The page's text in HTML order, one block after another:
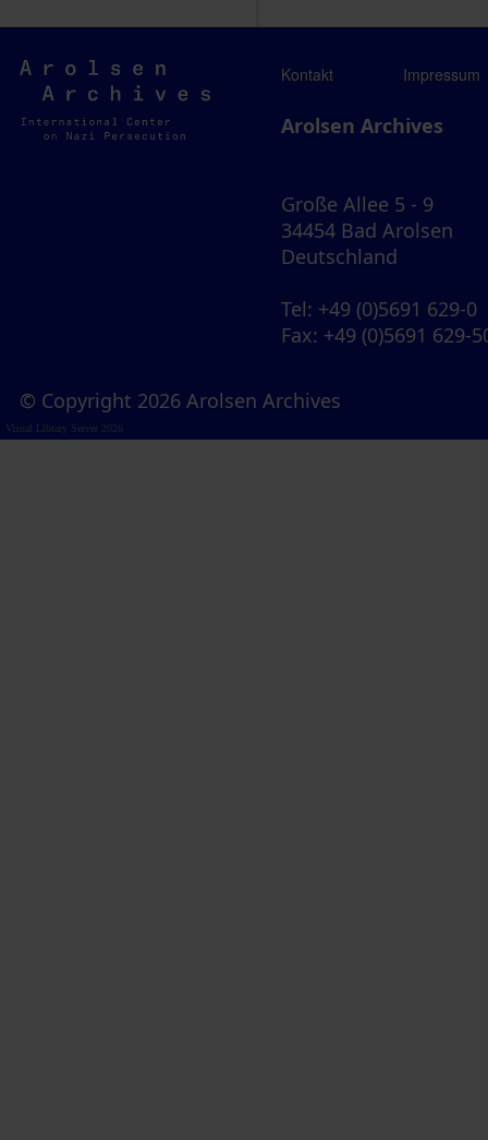
Arolsen
Archives
Kontakt Impressum
Arolsen Archives
Große Allee 5 - 9
34454 Bad Arolsen
Deutschland
Tel: +49 (0)5691 629-0
Fax: +49 (0)5691 629-
© Copyright 2026 Arolsen Archives
Visual Library Server 2026